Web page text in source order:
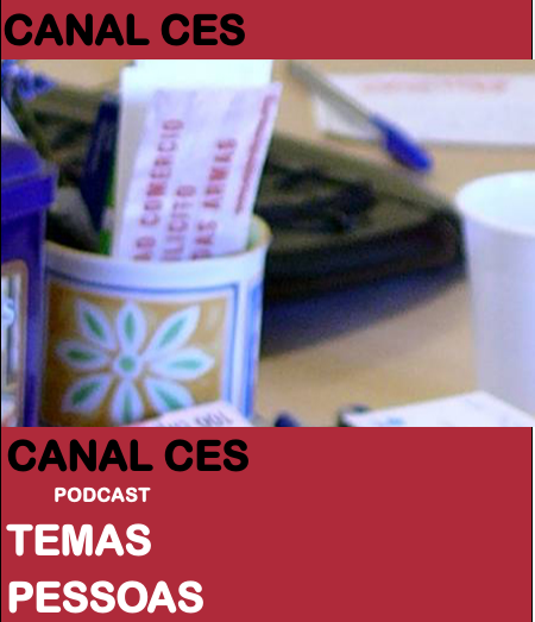
CANAL CES
CANAL CES
PODCAST
TEMAS
PESSOAS